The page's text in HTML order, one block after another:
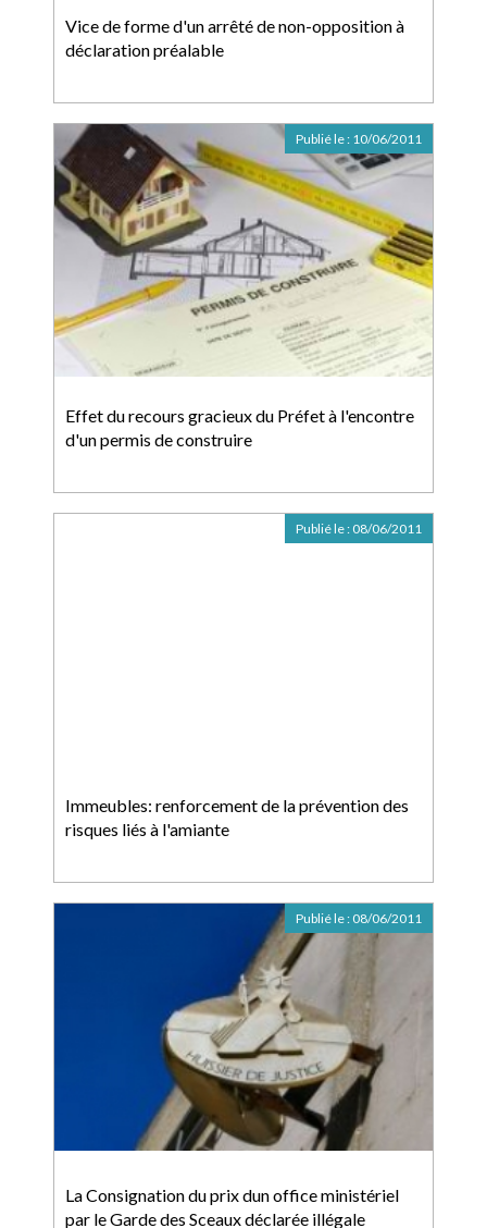
Vice de forme d'un arrêté de non-opposition à
déclaration préalable
Effet du recours gracieux du Préfet à l'encontre
d'un permis de construire
Publié le : 10/06/2011
Immeubles: renforcement de la prévention des
risques liés à l'amiante
Publié le : 08/06/2011
La Consignation du prix dun office ministériel
par le Garde des Sceaux déclarée illégale
Publié le : 08/06/2011